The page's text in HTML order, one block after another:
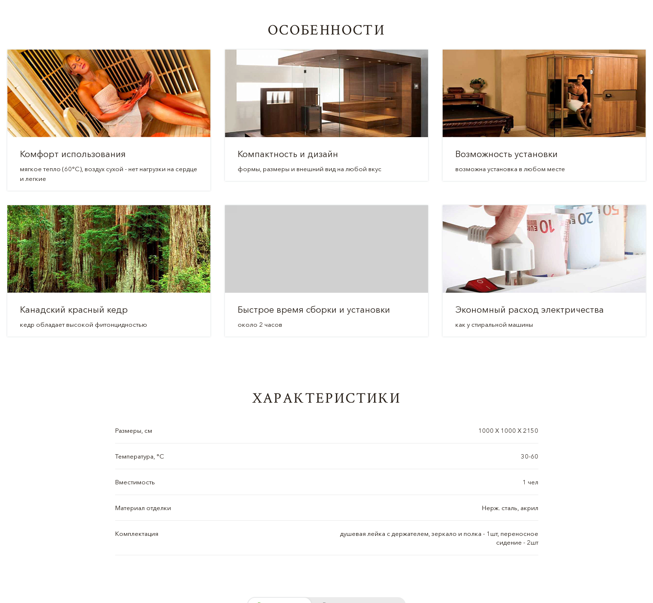
ОСОБЕННОСТИ
Комфорт использования
мягкое тепло (60°C), воздух сухой - нет нагрузки на сердце
и легкие
Компактность и дизайн
формы, размеры и внешний вид на любой вкус
Возможность установки
возможна установка в любом месте
Канадский красный кедр
кедр обладает высокой фитонцидностью
Быстрое время сборки и установки
около 2 часов
Экономный расход электричества
как у стиральной машины
ХАРАКТЕРИСТИКИ
Размеры, см 1000 Х 1000 Х 2150
Температура, °C 30-60
Вместимость 1 чел
Материал отделки Нерж. сталь, акрил
Комплектация
душевая лейка с держателем, зеркало и полка - 1шт, переносное
сидение - 2шт